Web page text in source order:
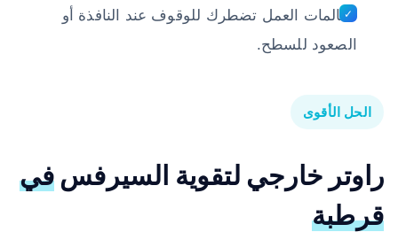
مكالمات العمل تضطرك للوقوف عند النافذة أو
الصعود للسطح.
الحل الأقوى
راوتر خارجي لتقوية السيرفس في
قرطبة